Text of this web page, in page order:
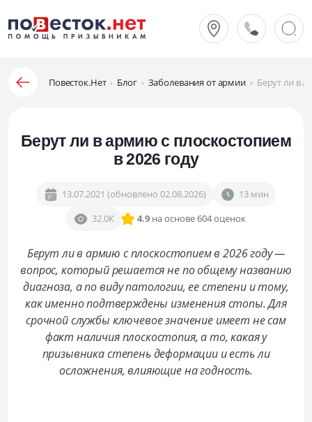
Повесток.Нет › Блог › Заболевания от армии › Берут ли в
Берут ли в армию с плоскостопием
в 2026 году
13.07.2021 (обновлено 02.08.2026)
13 мин
32.0К
4.9 на основе 604 оценок
Берут ли в армию с плоскостопием в 2026 году —
вопрос, который решается не по общему названию
диагноза, а по виду патологии, ее степени и тому,
как именно подтверждены изменения стопы. Для
срочной службы ключевое значение имеет не сам
факт наличия плоскостопия, а то, какая у
призывника степень деформации и есть ли
осложнения, влияющие на годность.